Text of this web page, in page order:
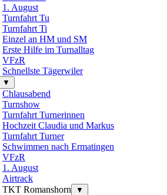
1. August
Turnfahrt Tu
Turnfahrt Ti
Einzel an HM und SM
Erste Hilfe im Turnalltag
VFzR
Schnellste Tägerwiler
▼
Chlausabend
Turnshow
Turnfahrt Turnerinnen
Hochzeit Claudia und Markus
Turnfahrt Turner
Schwimmen nach Ermatingen
VFzR
1. August
Airtrack
TKT Romanshorn
▼